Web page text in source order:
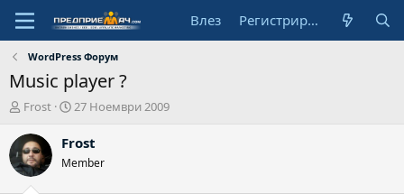
Влез Регистрирай се
WordPress Форум
Music player ?
А
т
о
р
Frost
Н
ч
л
27 Ноември 2009
Frost
Member